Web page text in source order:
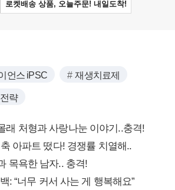
언스 iPSC 재생치료제
략
래 처형과 사랑나눈 이야기..충격!
축 아파트 떴다! 경쟁률 치열해..
목욕한 남자.. 충격!
: “너무 커서 사는 게 행복해요”